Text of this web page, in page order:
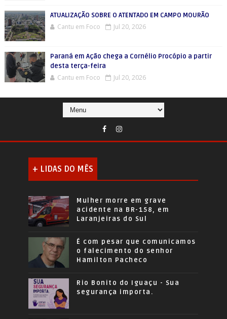
ATUALIZAÇÃO SOBRE O ATENTADO EM CAMPO MOURÃO
Cantu em Foco Jul 20, 2026
Paraná em Ação chega a Cornélio Procópio a partir
desta terça-feira
Cantu em Foco Jul 20, 2026
+ LIDAS DO MÊS
Mulher morre em grave
acidente na BR-158, em
Laranjeiras do Sul
É com pesar que comunicamos
o falecimento do senhor
Hamilton Pacheco
Rio Bonito do Iguaçu - Sua
segurança importa.